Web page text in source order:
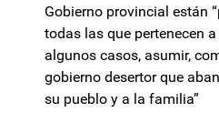
Gobierno provincial están
todas las que pertenecen
algunos casos, asumir,
gobierno desertor que
su pueblo y a la familia”